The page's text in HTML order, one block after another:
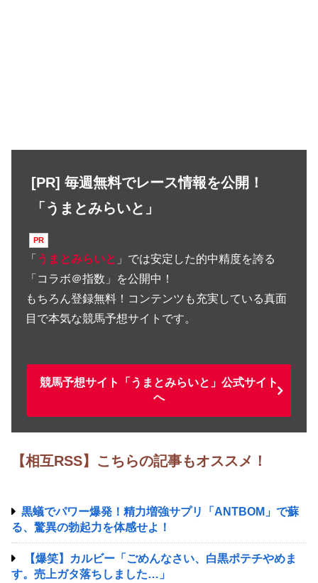
[PR] 毎週無料でレース情報を公開！
「うまとみらいと」
「 うまとみらいと 」では安定した的中精度を誇る
「コラボ＠指数」を公開中！
もちろん登録無料！コンテンツも充実している真面
目で本気な競馬予想サイトです。
競馬予想サイト「うまとみらいと」公式サイト
へ
【相互RSS】こちらの記事もオススメ！
黒蟻でパワー爆発！精力増強サプリ「ANTBOM」で蘇
る、驚異の勃起力を体感せよ！
【爆笑】カルビー「ごめんなさい、白黒ポテチやめま
す。売上ガタ落ちしました…」